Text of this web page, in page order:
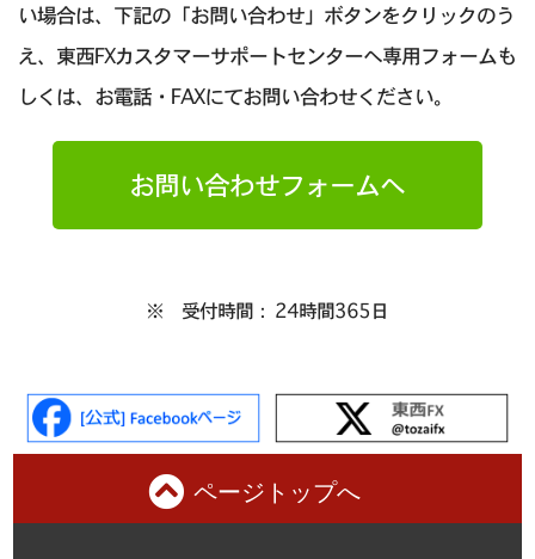
い場合は、下記の「お問い合わせ」ボタンをクリックのう
え、東西FXカスタマーサポートセンターへ専用フォームも
しくは、お電話・FAXにてお問い合わせください。
お問い合わせフォームへ
※ 受付時間： 24時間365日
ページトップへ